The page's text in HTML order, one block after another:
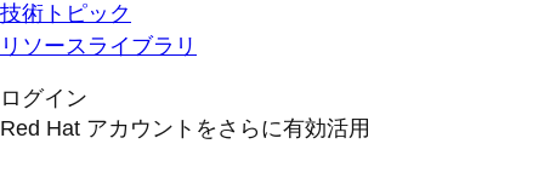
技術トピック
リソースライブラリ
ログイン
Red Hat アカウントをさらに有効活用